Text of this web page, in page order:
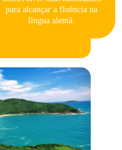
para alcançar a fluência na
língua alemã.